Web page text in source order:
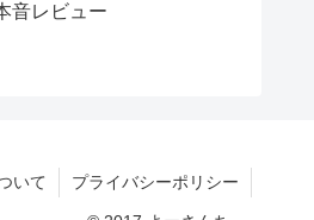
音レビュー
いて プライバシーポリシー